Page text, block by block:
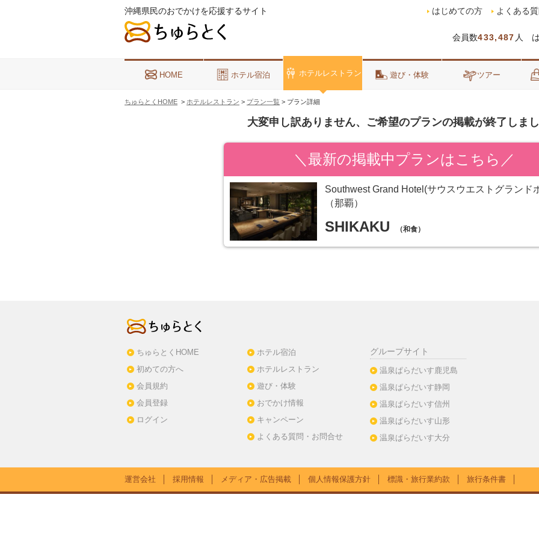
沖縄県民のおでかけを応援するサイト
会員数433,487 人 は
はじめての方 よくある
HOME ホテル宿泊 ホテルレストラン 遊び・体験 ツアー
ちゅらとくHOME > ホテルレストラン > プラン一覧 > プラン詳細
大変申し訳ありません、ご希望のプランの掲載が終了しまし
＼最新の掲載中プランはこちら／
Southwest Grand Hotel(サウスウエストグランド
（那覇）
SHIKAKU （和食）
ちゅらとくHOME
初めての方へ
会員規約
会員登録
ログイン
ホテル宿泊
ホテルレストラン
遊び・体験
おでかけ情報
キャンペーン
よくある質問・お問合せ
グループサイト
温泉ぱらだいす鹿児島
温泉ぱらだいす静岡
温泉ぱらだいす信州
温泉ぱらだいす山形
温泉ぱらだいす大分
運営会社 採用情報 メディア・広告掲載 個人情報保護方針 標識・旅行業約款 旅行条件書